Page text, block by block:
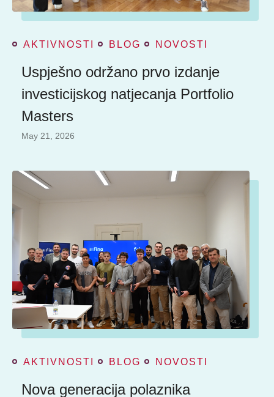
AKTIVNOSTI BLOG NOVOSTI
Uspješno održano prvo izdanje
investicijskog natjecanja Portfolio
Masters
May 21, 2026
AKTIVNOSTI BLOG NOVOSTI
Nova generacija polaznika